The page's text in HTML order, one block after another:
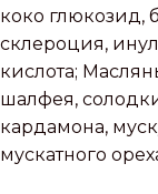
коко глюкозид,
склероция,
кислота;
шалфея,
кардамона,
мускатного